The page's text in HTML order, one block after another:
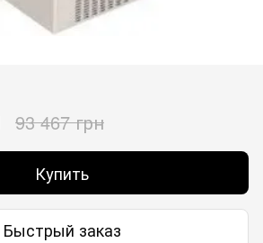
93 467 грн
Купить
Быстрый заказ